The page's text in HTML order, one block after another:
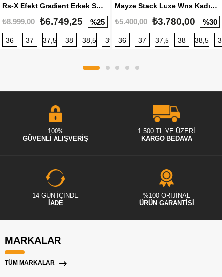
Rs-X Efekt Gradient Erkek Sneaker
₺8.999,00 ₺6.749,25 %25
36 37 37,5 38 38,5 39 40 40,5 41 42 42,5
Mayze Stack Luxe Wns Kadın Sneaker
₺5.400,00 ₺3.780,00 %30
36 37 37,5 38 38,5
100%
GÜVENLİ ALIŞVERİŞ
1.500 TL VE ÜZERİ
KARGO BEDAVA
14 GÜN İÇİNDE
İADE
%100 ORİJİNAL
ÜRÜN GARANTİSİ
MARKALAR
TÜM MARKALAR